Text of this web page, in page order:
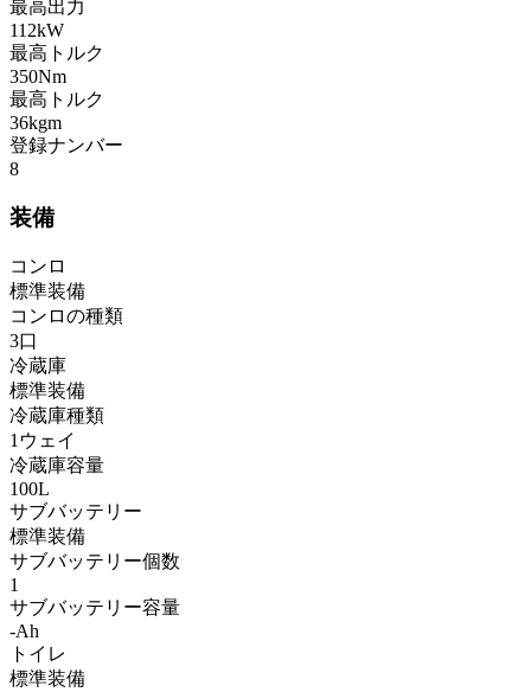
最高出力
112kW
最高トルク
350Nm
最高トルク
36kgm
登録ナンバー
8
装備
コンロ
標準装備
コンロの種類
3口
冷蔵庫
標準装備
冷蔵庫種類
1ウェイ
冷蔵庫容量
100L
サブバッテリー
標準装備
サブバッテリー個数
1
サブバッテリー容量
-Ah
トイレ
標準装備